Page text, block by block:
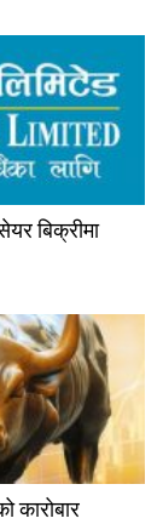
बिक्रीमा
कारोबार